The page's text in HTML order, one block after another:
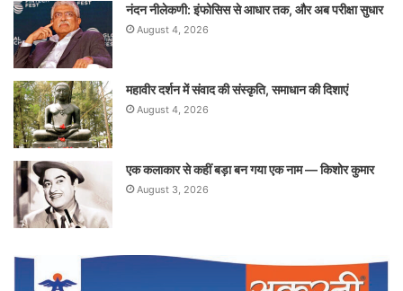
नंदन नीलेकणी: इंफोसिस से आधार तक, और अब परीक्षा सुधार
August 4, 2026
महावीर दर्शन में संवाद की संस्कृति, समाधान की दिशाएं
August 4, 2026
एक कलाकार से कहीं बड़ा बन गया एक नाम — किशोर कुमार
August 3, 2026